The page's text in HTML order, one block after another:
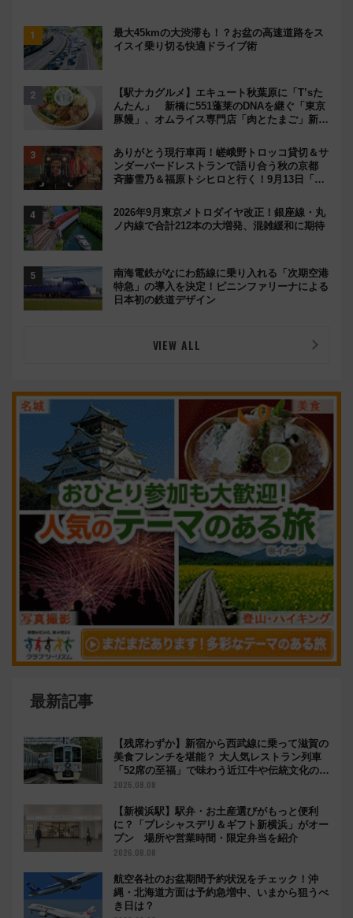
最大45kmの大渋滞も！？お盆の高速道路をス
イスイ乗り切る快適ドライブ術
【駅ナカグルメ】エキュート秋葉原に「T’sた
んたん」 新橋に551蓬莱のDNAを継ぐ「東京
豚饅」、オムライス専門店「肉とたまご」新グ
ありがとう現行車両！嵯峨野トロッコ貸切＆サ
ンダーバードレストランで語り合う秋の京都
斉藤雪乃＆福原トシヒロと行く！9月13日「京
2026年9月東京メトロダイヤ改正！銀座線・丸
ノ内線で合計212本の大増発、混雑緩和に期待
南海電鉄がなにわ筋線に乗り入れる「次期空港
特急」の導入を決定！ピニンファリーナによる
日本初の鉄道デザイン
VIEW ALL
最新記事
【残席わずか】新宿から西武線に乗って滋賀の
美食フレンチを堪能？ 大人気レストラン列車
「52席の至福」で味わう近江牛や伝統文化の特
別コラボ
2026.08.08
【新横浜駅】駅弁・お土産選びがもっと便利
に？「プレシャスデリ＆ギフト新横浜」がオー
プン 場所や営業時間・限定弁当を紹介
2026.08.08
航空各社のお盆期間予約状況をチェック！沖
縄・北海道方面は予約急増中、いまから狙うべ
き日は？